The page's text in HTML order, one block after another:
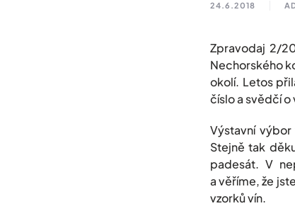
24.6.2018
Zpravodaj 2/
Nechorského
okolí. Letos
číslo a svědčí
Výstavní
Stejně tak
padesát. V
a věříme, že
vzorků vín.